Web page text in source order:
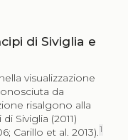
di Siviglia e
visualizzazione
da
risalgono alla
Siviglia (2011)
Carillo et al. 2013).1